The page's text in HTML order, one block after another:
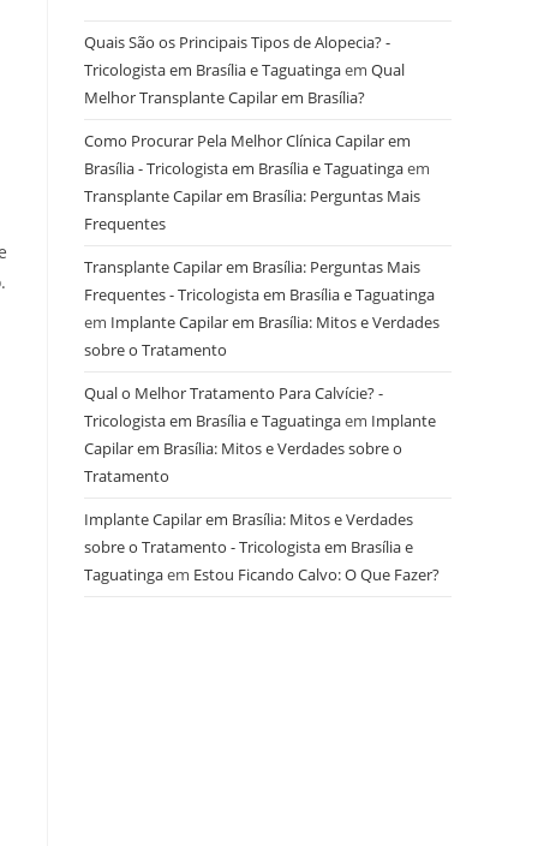
Quais São os Principais Tipos de Alopecia? -
Tricologista em Brasília e Taguatingaem Qual
Melhor Transplante Capilar em Brasília?
Como Procurar Pela Melhor Clínica Capilar em
Brasília - Tricologista em Brasília e Taguatingaem
Transplante Capilar em Brasília: Perguntas Mais
Frequentes
Transplante Capilar em Brasília: Perguntas Mais
Frequentes - Tricologista em Brasília e Taguatinga
em Implante Capilar em Brasília: Mitos e Verdades
sobre o Tratamento
Qual o Melhor Tratamento Para Calvície? -
Tricologista em Brasília e Taguatingaem Implante
Capilar em Brasília: Mitos e Verdades sobre o
Tratamento
Implante Capilar em Brasília: Mitos e Verdades
sobre o Tratamento - Tricologista em Brasília e
Taguatingaem Estou Ficando Calvo: O Que Fazer?